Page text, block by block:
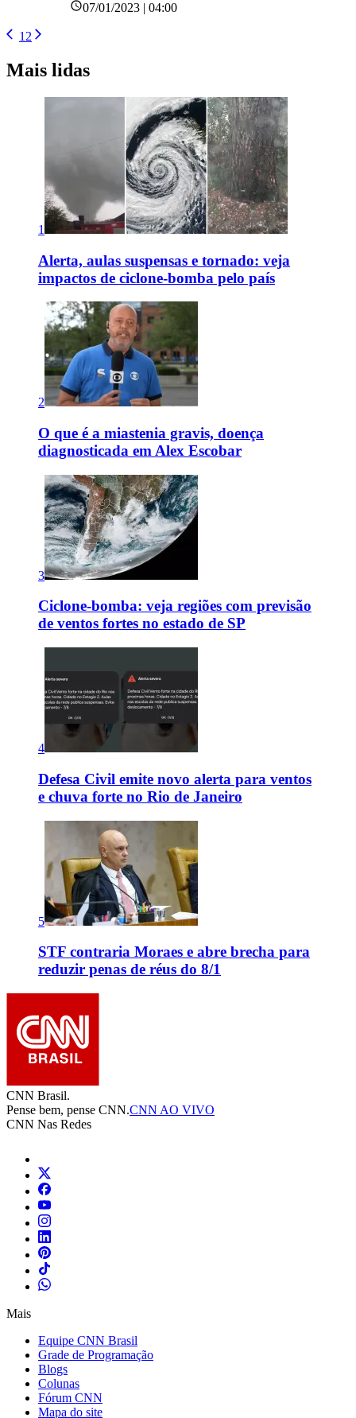
07/01/2023 | 04:00
1 2
Mais lidas
1
Alerta, aulas suspensas e tornado: veja
impactos de ciclone-bomba pelo país
2
O que é a miastenia gravis, doença
diagnosticada em Alex Escobar
3
Ciclone-bomba: veja regiões com previsão
de ventos fortes no estado de SP
4
Defesa Civil emite novo alerta para ventos
e chuva forte no Rio de Janeiro
5
STF contraria Moraes e abre brecha para
reduzir penas de réus do 8/1
CNN Brasil.
Pense bem, pense CNN.CNN AO VIVO
CNN Nas Redes
Mais
Equipe CNN Brasil
Grade de Programação
Blogs
Colunas
Fórum CNN
Mapa do site